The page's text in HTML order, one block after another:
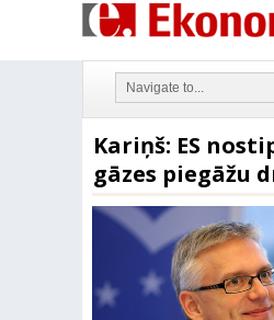
Kariņš: ES
gāzes piegāžu